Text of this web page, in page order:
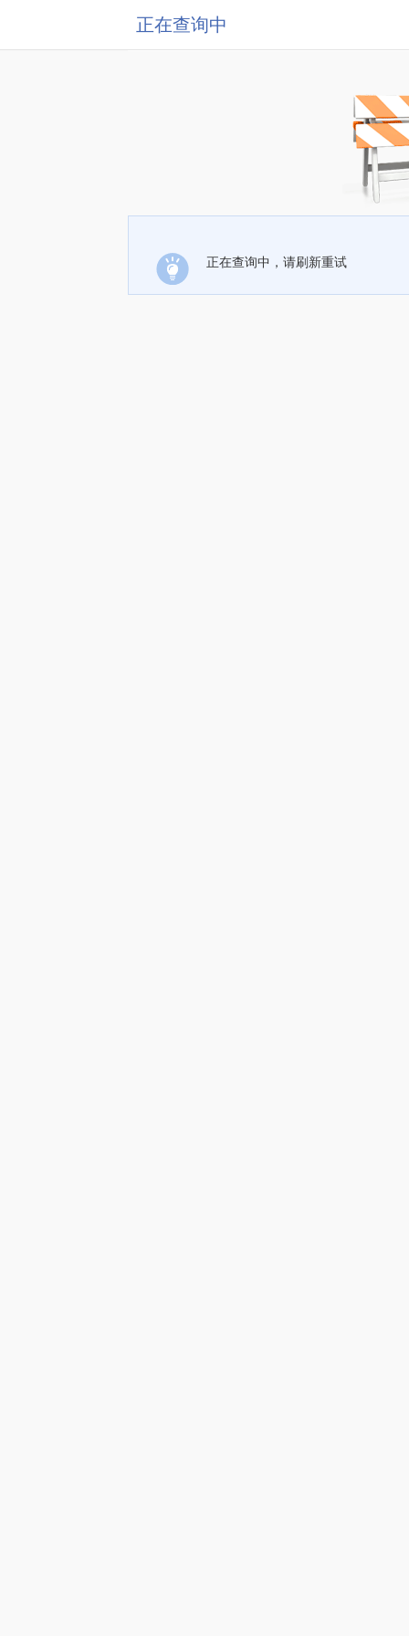
正在查询中
正在查询中，请刷新重试